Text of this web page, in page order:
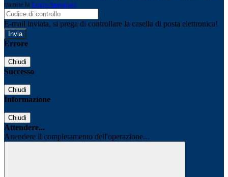
tramite la Login Spaggiari
E-mail inviata, si prega di controllare la casella di posta elettronica!
Errore
Chiudi
Successo
Chiudi
Informazione
Chiudi
Attendere...
Attendere il completamento dell'operazione...